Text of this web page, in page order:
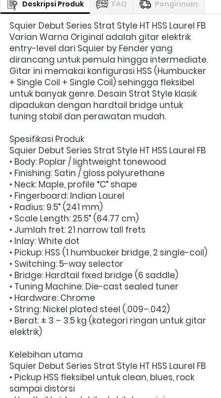
Deskripsi Produk FAQ Pengiriman
Squier Debut Series Strat Style HT HSS Laurel FB
Varian Warna Original adalah gitar elektrik
entry-level dari Squier by Fender yang
dirancang untuk pemula hingga intermediate.
Gitar ini memakai konfigurasi HSS (Humbucker
+ Single Coil + Single Coil) sehingga fleksibel
untuk banyak genre. Desain Strat Style klasik
dipadukan dengan hardtail bridge untuk
tuning stabil dan perawatan mudah.
Spesifikasi Produk
Squier Debut Series Strat Style HT HSS Laurel FB
• Body: Poplar / lightweight tonewood
• Finishing: Satin / gloss polyurethane
• Neck: Maple, profile “C” shape
• Fingerboard: Indian Laurel
• Radius: 9.5” (241 mm)
• Scale Length: 25.5” (64.77 cm)
• Jumlah fret: 21 narrow tall frets
• Inlay: White dot
• Pickup: HSS (1 humbucker bridge, 2 single-coil)
• Switching: 5-way selector
• Bridge: Hardtail fixed bridge (6 saddle)
• Tuning Machine: Die-cast sealed tuner
• Hardware: Chrome
• String: Nickel plated steel (.009–.042)
• Berat: ± 3 – 3.5 kg (kategori ringan untuk gitar
elektrik)
Kelebihan utama
Squier Debut Series Strat Style HT HSS Laurel FB
• Pickup HSS fleksibel untuk clean, blues, rock
sampai distorsi